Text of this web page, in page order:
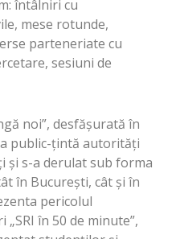
întâlniri cu
mese rotunde,
parteneriate cu
sesiuni de
noi”, desfăşurată în
public-ţintă autorităţi
şi s-a derulat sub forma
în Bucureşti, cât şi în
pericolul
în 50 de minute”,